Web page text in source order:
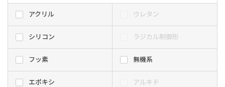
アクリル ウレタン
シリコン ラジカル制御形
フッ素 無機系
エポキシ アルキド